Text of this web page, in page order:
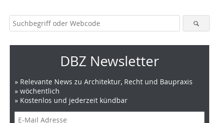
DBZ Newsletter
» Relevante News zu Architektur, Recht und Baupraxis
» wöchentlich
» Kostenlos und jederzeit kündbar